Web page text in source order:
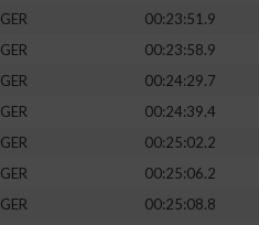
GER
00:23:51.9
GER 00:23:58.9
GER
00:24:29.7
GER
00:24:39.4
GER
00:25:02.2
GER
00:25:06.2
GER 00:25:08.8